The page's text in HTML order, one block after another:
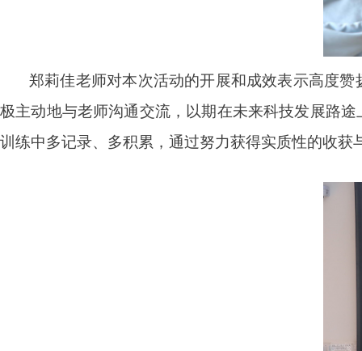
郑莉佳老师对本次活动的开展和成效表示高度
极主动地与老师沟通交流，以期在未来科技发展路
训练中多记录、多积累，通过努力获得实质性的收获